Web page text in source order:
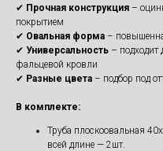
✔ Прочная конструкция –
покрытием
✔ Овальная форма –
✔ Универсальность – подходит
фальцевой кровли
✔ Разные цвета – подбор под
В комплекте:
Труба плоскоовальная
всей длине — 2шт.